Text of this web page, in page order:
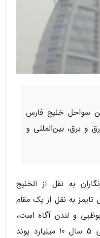
سواحل خلیج فارس
و برق، بین‌المللی و
به نقل از الخلیج
تایمز به نقل از یک مقام
و لندن آگاه است،
امارات متعهد شده است که طی 5 سال 10 میلیارد پوند